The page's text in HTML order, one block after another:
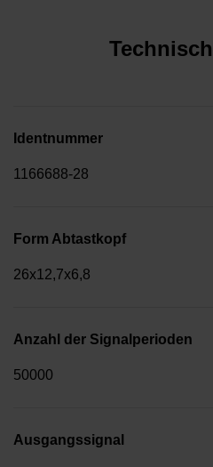
Identnummer
1166688-28
Form Abtastkopf
26x12,7x6,8
Anzahl der Signalperioden
50000
Ausgangssignal